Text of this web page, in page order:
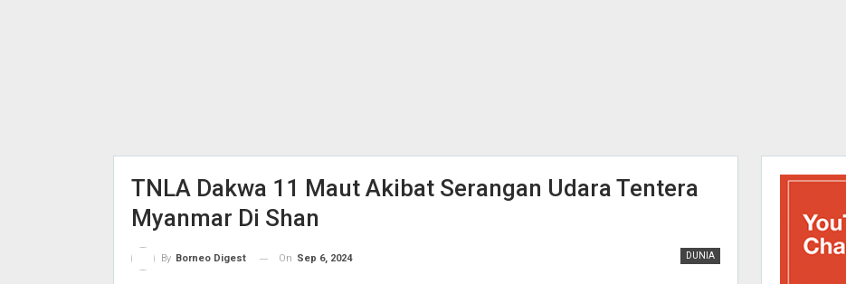
TNLA Dakwa 11 Maut Akibat Serangan Udara Tentera
Myanmar Di Shan
DUNIA
By Borneo Digest On Sep 6, 2024